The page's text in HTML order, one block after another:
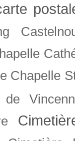
Chapelle
de